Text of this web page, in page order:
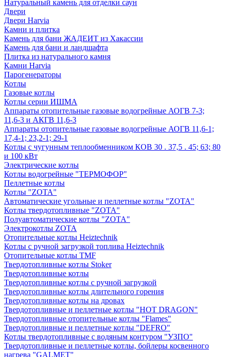
Натуральный камень для отделки саун
Двери
Двери Harvia
Камни и плитка
Камень для бани ЖАДЕИТ из Хакассии
Камень для бани и ландшафта
Плитка из натурального камня
Камни Harvia
Парогенераторы
Котлы
Газовые котлы
Котлы серии ИШМА
Аппараты отопительные газовые водогрейные АОГВ 7-3;
11,6-3 и АКГВ 11,6-3
Аппараты отопительные газовые водогрейные АОГВ 11,6-1;
17,4-1; 23,2-1; 29-1
Котлы с чугунным теплообменником КОВ 30 . 37,5 . 45; 63; 80
и 100 кВт
Электрические котлы
Котлы водогрейные "ТЕРМОФОР"
Пеллетные котлы
Котлы "ZOTA"
Автоматические угольные и пеллетные котлы "ZOTA"
Котлы твердотопливные "ZOTA"
Полуавтоматические котлы "ZOTA"
Электрокотлы ZOTA
Отопительные котлы Heiztechnik
Котлы с ручной загрузкой топлива Heiztechnik
Отопительные котлы TMF
Твердотопливные котлы Stoker
Твердотопливные котлы
Твердотопливные котлы с ручной загрузкой
Твердотопливные котлы длительного горения
Твердотопливные котлы на дровах
Твердотопливные и пеллетные котлы "HOT DRAGON"
Твердотопливные отопительные котлы "Flames"
Твердотопливные и пеллетные котлы "DEFRO"
Котлы твердотопливные с водяным контуром "УЗПО"
Твердотопливные и пеллетные котлы, бойлеры косвенного
нагрева "GALMET"